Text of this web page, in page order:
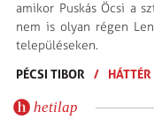
amikor Puskás Öcsi a
nem is olyan régen
településeken.
PÉCSI TIBOR
/ HÁTTÉR
hetilap